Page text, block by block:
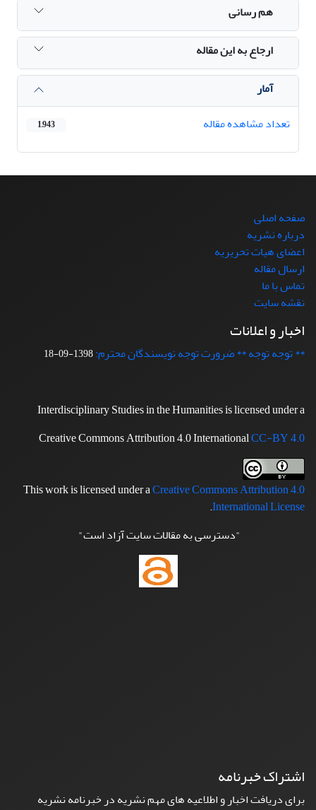
هم رسانی
ارجاع به این مقاله
آمار
تعداد مشاهده مقاله
1,943
صفحه اصلی
درباره نشریه
اعضای هیات تحریریه
ارسال مقاله
تماس با ما
نقشه سایت
اخبار و اعلانات
** توجه توجه ** ضرورت توجه نویسندگان محترم:1398-09-18
Interdisciplinary Studies in the Humanities is licensed under a
Creative Commons Attribution 4.0 InternationalCC-BY 4.0
This work is licensed under aCreative Commons Attribution 4.0
International License
.
"دسترسی به مقالات سایت آزاد است"
اشتراک خبرنامه
برای دریافت اخبار و اطلاعیه های مهم نشریه در خبرنامه نشریه